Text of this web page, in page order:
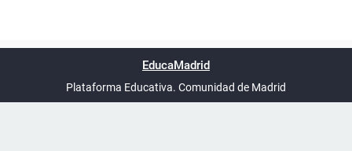
UTC+02:00
phpBB España
EducaMadrid
Plataforma Educativa. Comunidad de Madrid